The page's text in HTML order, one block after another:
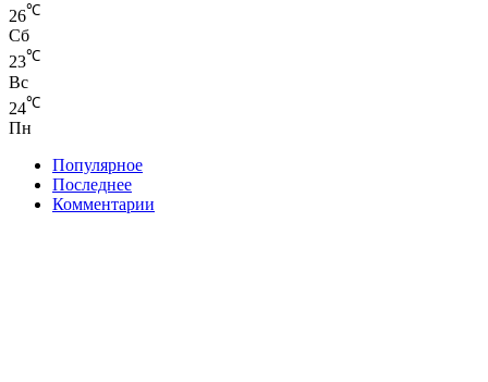
26℃
Сб
23℃
Вс
24℃
Пн
Популярное
Последнее
Комментарии